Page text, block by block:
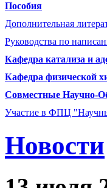
Пособия
Дополнительная
Руководства по
Кафедра катализа и
Кафедра физической
Совместные Научно-
Участие в ФПЦ
Новости